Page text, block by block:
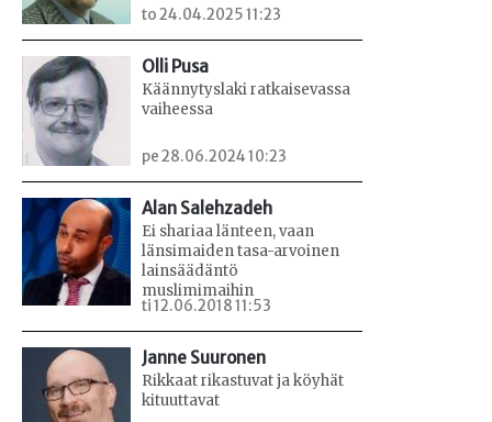
to 24.04.2025 11:23
Olli Pusa
Käännytyslaki ratkaisevassa
vaiheessa
pe 28.06.2024 10:23
Alan Salehzadeh
Ei shariaa länteen, vaan
länsimaiden tasa-arvoinen
lainsäädäntö
muslimimaihin
ti 12.06.2018 11:53
Janne Suuronen
Rikkaat rikastuvat ja köyhät
kituuttavat